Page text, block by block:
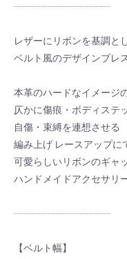
┈┈┈┈┈┈┈┈┈┈
レザーにリボンを基調と
ベルト風のデザインブレ
本革のハードなイメージ
仄かに傷痕・ボディステ
自傷・束縛を連想させる
編み上げ レースアップに
可愛らしいリボンのギャ
ハンドメイドアクセサリー
┈┈┈┈┈┈┈┈┈┈
【ベルト幅】